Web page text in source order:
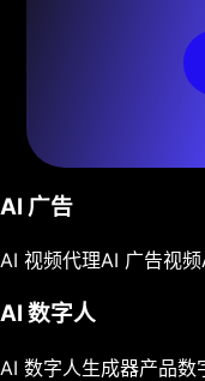
AI 广告
AI 视频代理AI 广告视频
AI 数字人
AI 数字人生成器产品数